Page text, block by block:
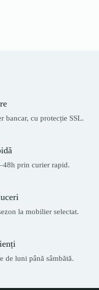
bancar, cu protecție SSL.
prin curier rapid.
la mobilier selectat.
de luni până sâmbătă.